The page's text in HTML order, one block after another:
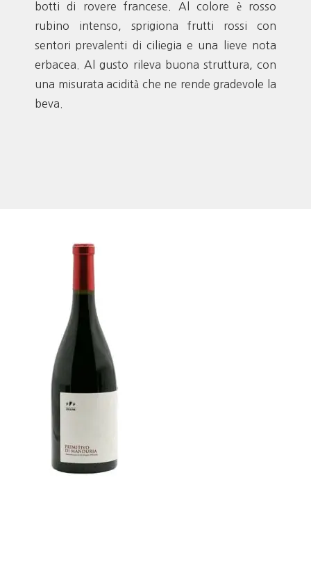
botti di rovere francese. Al colore è rosso
rubino intenso, sprigiona frutti rossi con
sentori prevalenti di ciliegia e una lieve nota
erbacea. Al gusto rileva buona struttura, con
una misurata acidità che ne rende gradevole la
beva.